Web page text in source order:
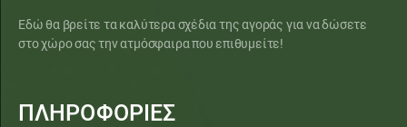
Εδώ θα βρείτε τα καλύτερα σχέδια της αγοράς για να δώσετε
στο χώρο σας την ατμόσφαιρα που επιθυμείτε!
ΠΛΗΡΟΦΟΡΙΕΣ